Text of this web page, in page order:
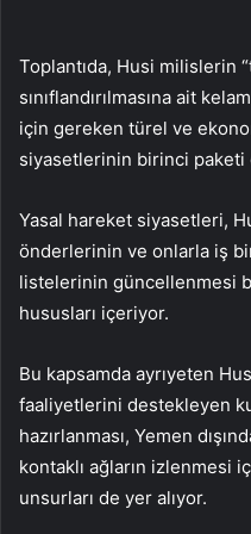
Toplantıda, Husi milislerin
sınıflandırılmasına ait
için gereken türel ve
siyasetlerinin birinci paketi
Yasal hareket siyasetleri,
önderlerinin ve onlarla iş
listelerinin güncellenmesi
hususları içeriyor.
Bu kapsamda ayrıyeten
faaliyetlerini destekleyen
hazırlanması, Yemen
kontaklı ağların izlenmesi
unsurları de yer alıyor.